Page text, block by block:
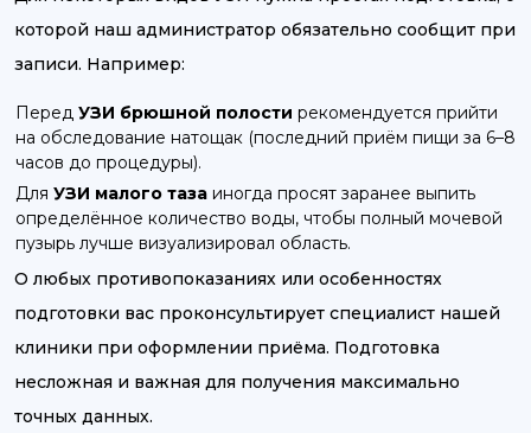
которой наш администратор обязательно сообщит при
записи. Например:
Перед УЗИ брюшной полости рекомендуется прийти
на обследование натощак (последний приём пищи за 6–8
часов до процедуры).
Для УЗИ малого таза иногда просят заранее выпить
определённое количество воды, чтобы полный мочевой
пузырь лучше визуализировал область.
О любых противопоказаниях или особенностях
подготовки вас проконсультирует специалист нашей
клиники при оформлении приёма. Подготовка
несложная и важная для получения максимально
точных данных.